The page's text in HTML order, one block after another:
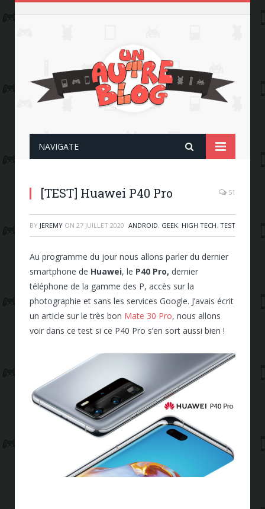
NAVIGATE
[TEST] Huawei P40 Pro 51
BY JEREMY ON 27 JUILLET 2020 ANDROID, GEEK, HIGH TECH, TEST
Au programme du jour nous allons parler du dernier
smartphone de Huawei, le P40 Pro, dernier
téléphone de la gamme des P, accès sur la
photographie et sans les services Google. J’avais écrit
un article sur le très bon Mate 30 Pro, nous allons
voir dans ce test si ce P40 Pro s’en sort aussi bien !